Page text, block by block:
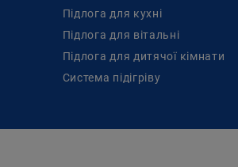
Підлога для кухні
Підлога для вітальні
Підлога для дитячої кімнати
Cистема підігріву